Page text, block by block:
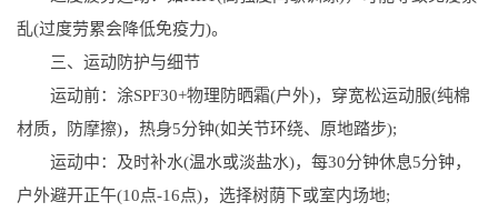
乱(过度劳累会降低免疫力)。
三、运动防护与细节
运动前：涂SPF30+物理防晒霜(户外)，穿宽松运动服(纯棉
材质，防摩擦)，热身5分钟(如关节环绕、原地踏步);
运动中：及时补水(温水或淡盐水)，每30分钟休息5分钟，
户外避开正午(10点-16点)，选择树荫下或室内场地;